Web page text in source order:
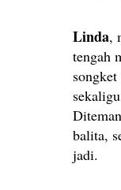
Linda,
tengah
balita,
jadi.